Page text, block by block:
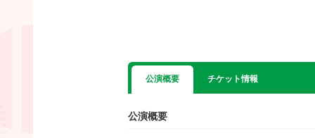
公演概要 チケット情報
公演概要